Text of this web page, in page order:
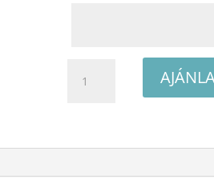
Amber
oldalfali